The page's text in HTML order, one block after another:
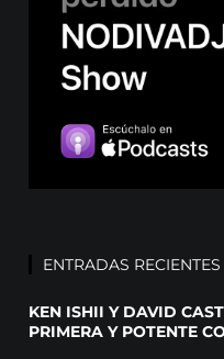
ENTRADAS RECIENTES
KEN ISHII Y DAVID
PRIMERA Y POTENTE